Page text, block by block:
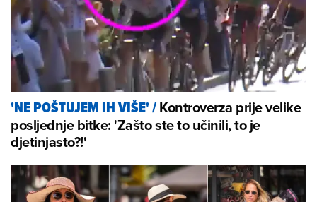
'NE POŠTUJEM IH VIŠE'/Kontroverza prije velike
posljednje bitke: 'Zašto ste to učinili, to je
djetinjasto?!'